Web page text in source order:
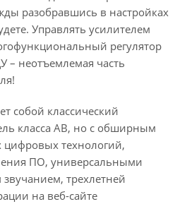
разобравшись в настройках
Управлять усилителем
регулятор
– неотъемлемая часть
собой классический
класса AB, но с обширным
технологий,
ПО, универсальными
трехлетней
на веб-сайте